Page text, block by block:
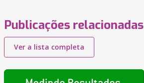
Publicações relacionadas
Ver a lista completa